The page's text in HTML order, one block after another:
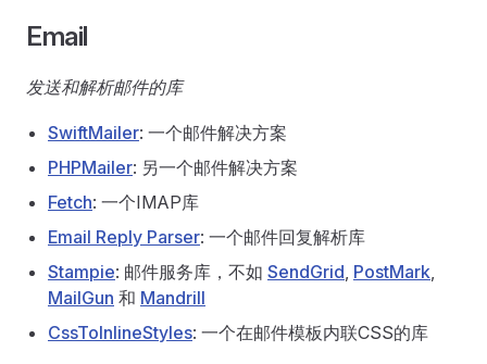
Email
发送和解析邮件的库
SwiftMailer: 一个邮件解决方案
PHPMailer: 另一个邮件解决方案
Fetch: 一个IMAP库
Email Reply Parser: 一个邮件回复解析库
Stampie: 邮件服务库，不如 SendGrid, PostMark,
MailGun 和 Mandrill
CssToInlineStyles: 一个在邮件模板内联CSS的库